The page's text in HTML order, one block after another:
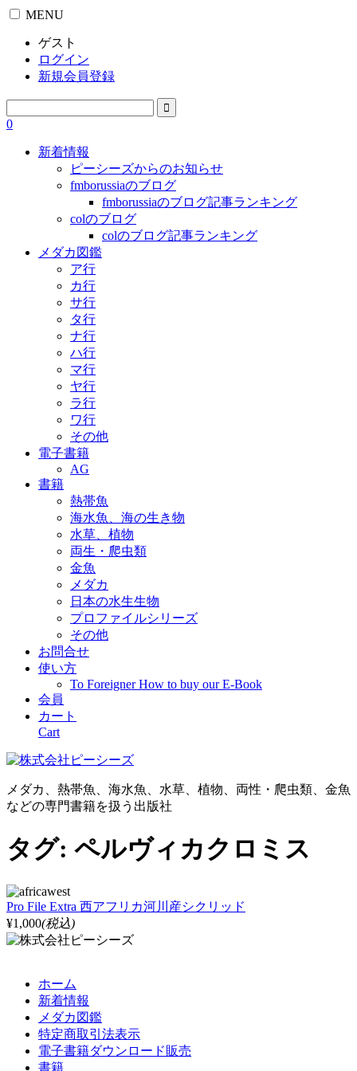
MENU
ゲスト
ログイン
新規会員登録
0
新着情報
ピーシーズからのお知らせ
fmborussiaのブログ
fmborussiaのブログ記事ランキング
colのブログ
colのブログ記事ランキング
メダカ図鑑
ア行
カ行
サ行
タ行
ナ行
ハ行
マ行
ヤ行
ラ行
ワ行
その他
電子書籍
AG
書籍
熱帯魚
海水魚、海の生き物
水草、植物
両生・爬虫類
金魚
メダカ
日本の水生生物
プロファイルシリーズ
その他
お問合せ
使い方
To Foreigner How to buy our E-Book
会員
カート
Cart
メダカ、熱帯魚、海水魚、水草、植物、両性・爬虫類、金魚
などの専門書籍を扱う出版社
タグ: ペルヴィカクロミス
Pro File Extra 西アフリカ河川産シクリッド
¥1,000(税込)
ホーム
新着情報
メダカ図鑑
特定商取引法表示
電子書籍ダウンロード販売
書籍